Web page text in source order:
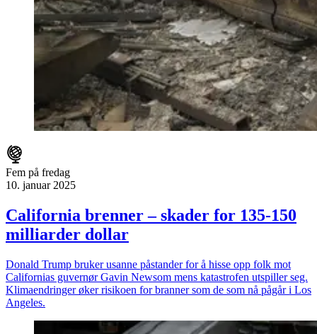
Fem på fredag
10. januar 2025
California brenner – skader for 135-150
milliarder dollar
Donald Trump bruker usanne påstander for å hisse opp folk mot
Californias guvernør Gavin Newsom mens katastrofen utspiller seg.
Klimaendringer øker risikoen for branner som de som nå pågår i Los
Angeles.